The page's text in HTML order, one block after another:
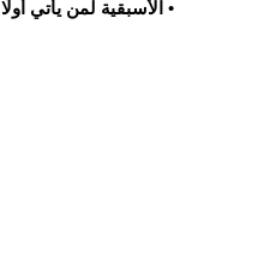
• الأسبقية لمن يأتي أولًا